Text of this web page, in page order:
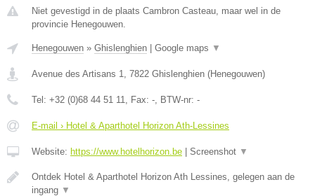
Niet gevestigd in de plaats Cambron Casteau, maar wel in de
provincie Henegouwen.
Henegouwen » Ghislenghien Google maps ▼
Avenue des Artisans 1, 7822 Ghislenghien (Henegouwen)
Tel: +32 (0)68 44 51 11, Fax: -, BTW-nr: -
E-mail › Hotel & Aparthotel Horizon Ath-Lessines
Website: https://www.hotelhorizon.be Screenshot ▼
Ontdek Hotel & Aparthotel Horizon Ath Lessines, gelegen aan de
ingang ▼